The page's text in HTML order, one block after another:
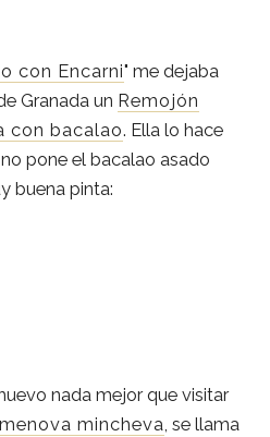
con Encarni" me dejaba
Granada un Remojón
con bacalao. Ella lo hace
no pone el bacalao asado
buena pinta:
nada mejor que visitar
mincheva, se llama